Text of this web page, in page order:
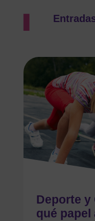
Deporte y
qué papel